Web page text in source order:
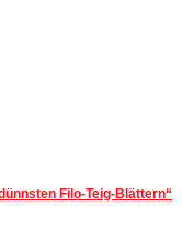
Filo-Teig-Blättern“